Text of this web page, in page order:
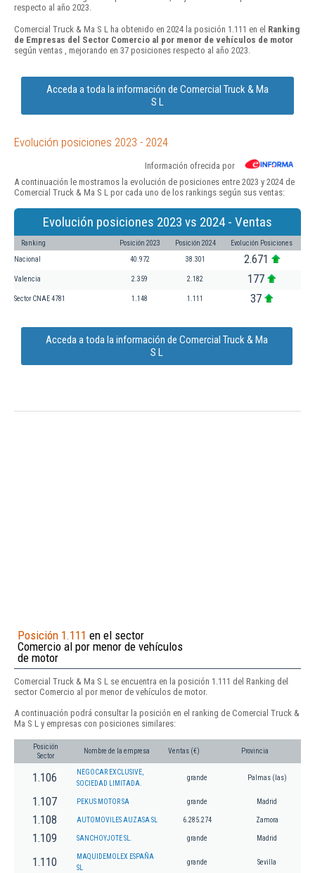
respecto al año 2023.
Comercial Truck & Ma S L ha obtenido en 2024 la posición 1.111 en el Ranking
de Empresas del Sector Comercio al por menor de vehículos de motor
según ventas , mejorando en 37 posiciones respecto al año 2023.
Acceda a toda la información de Comercial Truck & Ma
S L
Evolución posiciones 2023 - 2024
Información ofrecida por
A continuación le mostramos la evolución de posiciones entre 2023 y 2024 de
Comercial Truck & Ma S L por cada uno de los rankings según sus ventas:
Evolución posiciones 2023 vs 2024 - Ventas
Ranking Posición 2023 Posición 2024 Evolución Posiciones
Nacional 40.972 38.301 2.671
Valencia 2.359 2.182 177
Sector CNAE 4781 1.148 1.111 37
Acceda a toda la información de Comercial Truck & Ma
S L
Posición 1.111 en el sector
Comercio al por menor de vehículos
de motor
Comercial Truck & Ma S L se encuentra en la posición 1.111 del Ranking del
sector Comercio al por menor de vehículos de motor.
A continuación podrá consultar la posición en el ranking de Comercial Truck &
Ma S L y empresas con posiciones similares:
Posición
Sector
Nombre de la empresa Ventas (€) Provincia
1.106
NEGOCAR EXCLUSIVE,
SOCIEDAD LIMITADA.
grande Palmas (las)
1.107 PEKUS MOTOR SA grande Madrid
1.108 AUTOMOVILES AUZASA SL 6.285.274 Zamora
1.109 SANCHOYJOTE SL. grande Madrid
1.110
MAQUIDEMOLEX ESPAÑA
SL
grande Sevilla